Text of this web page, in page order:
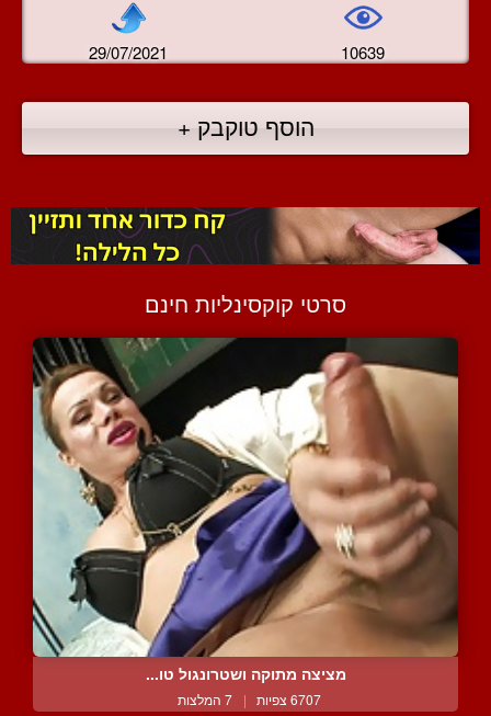
29/07/2021 10639
הוסף טוקבק +
סרטי קוקסינליות חינם
מציצה מתוקה ושטרונגול טו...
6707 צפיות | 7 המלצות